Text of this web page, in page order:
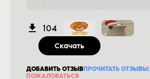
104
Скачать
ДОБАВИТЬ ОТЗЫВПРОЧИТАТЬ ОТЗЫВЫ:
ПОЖАЛОВАТЬСЯ